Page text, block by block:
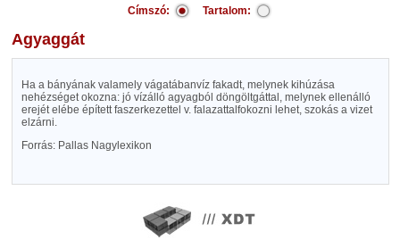
Címszó: Tartalom:
Agyaggát
Ha a bányának valamely vágatábanvíz fakadt, melynek kihúzása
nehézséget okozna: jó vízálló agyagból döngöltgáttal, melynek ellenálló
erejét elébe épített faszerkezettel v. falazattalfokozni lehet, szokás a vizet
elzárni.
Forrás: Pallas Nagylexikon